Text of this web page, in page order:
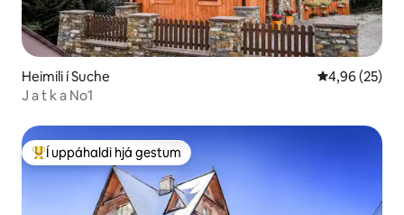
Heimili í Suche 4,96 af 5 í
4,96 (25)
J a t k a No1
Í mestu uppáhaldi hjá gestum
Í uppáhaldi hjá gestum